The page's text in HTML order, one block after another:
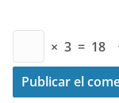
× 3 = 18